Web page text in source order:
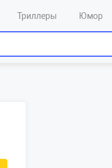
Триллеры Юмор